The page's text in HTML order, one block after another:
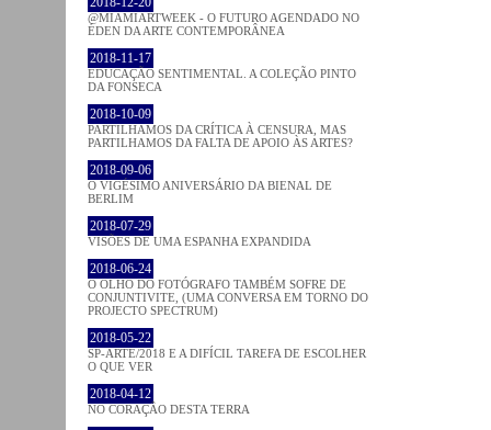
@MIAMIARTWEEK - O FUTURO AGENDADO NO
ÉDEN DA ARTE CONTEMPORÂNEA
2018-11-17
EDUCAÇÃO SENTIMENTAL. A COLEÇÃO PINTO
DA FONSECA
2018-10-09
PARTILHAMOS DA CRÍTICA À CENSURA, MAS
PARTILHAMOS DA FALTA DE APOIO ÀS ARTES?
2018-09-06
O VIGÉSIMO ANIVERSÁRIO DA BIENAL DE
BERLIM
2018-07-29
VISÕES DE UMA ESPANHA EXPANDIDA
2018-06-24
O OLHO DO FOTÓGRAFO TAMBÉM SOFRE DE
CONJUNTIVITE, (UMA CONVERSA EM TORNO DO
PROJECTO SPECTRUM)
2018-05-22
SP-ARTE/2018 E A DIFÍCIL TAREFA DE ESCOLHER
O QUE VER
2018-04-12
NO CORAÇÂO DESTA TERRA